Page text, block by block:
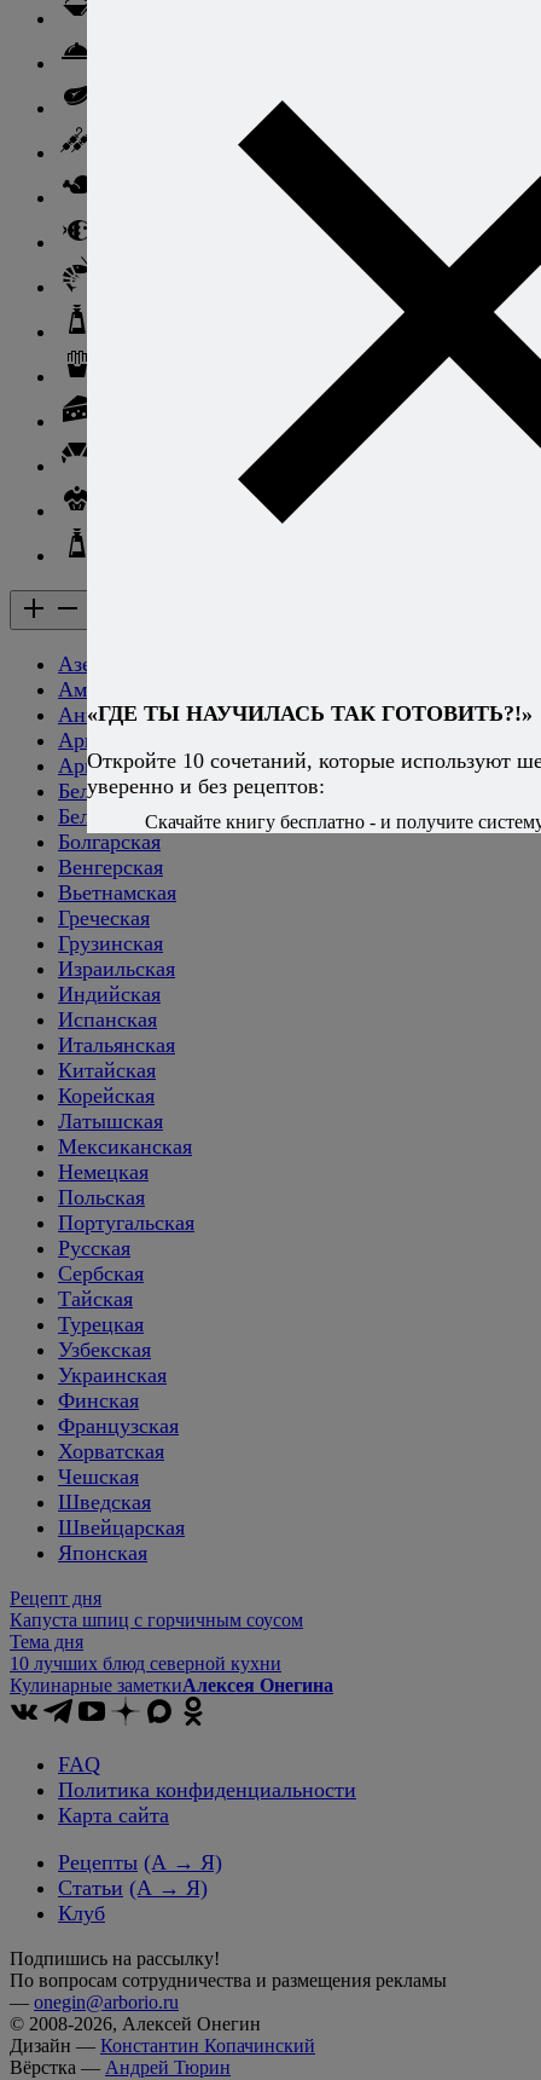
Хлеб и выпечка
Десерты и сладкие блюда
Азербайджанская
Американская
Английская
Аргентинская
Армянская
Белорусская
Бельгийская
Болгарская
Венгерская
Вьетнамская
Греческая
Грузинская
Израильская
Индийская
Испанская
Итальянская
Китайская
Корейская
Латышская
Мексиканская
Немецкая
Польская
Португальская
Русская
Сербская
Тайская
Турецкая
Узбекская
Украинская
Финская
Французская
Хорватская
Чешская
Шведская
Швейцарская
Японская
Рецепт дня
Капуста шпиц с горчичным соусом
Тема дня
10 лучших блюд северной кухни
Кулинарные заметкиАлексея Онегина
FAQ
Политика конфиденциальности
Карта сайта
Рецепты (А → Я)
Статьи (А → Я)
Клуб
Подпишись на рассылку!
По вопросам сотрудничества и размещения рекламы
— onegin@arborio.ru
© 2008-2026, Алексей Онегин
Дизайн — Константин Копачинский
Вёрстка — Андрей Тюрин
«ГДЕ ТЫ НАУЧИЛАСЬ ТАК ГОТОВИТЬ?!»
Откройте 10 сочетаний, которые используют
уверенно и без рецептов:
Скачайте книгу бесплатно - и получите